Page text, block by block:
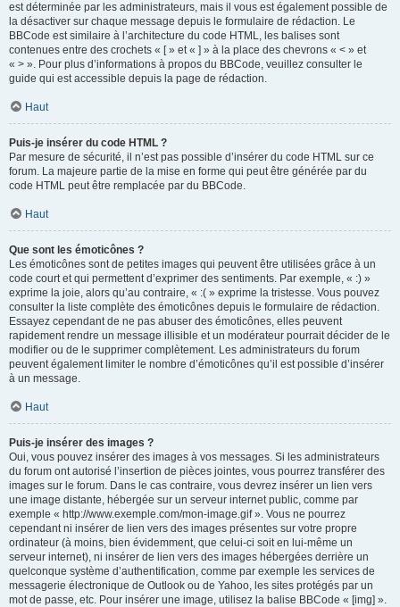
est déterminée par les administrateurs, mais il vous est également possible de
la désactiver sur chaque message depuis le formulaire de rédaction. Le
BBCode est similaire à l’architecture du code HTML, les balises sont
contenues entre des crochets « [ » et « ] » à la place des chevrons « < » et
« > ». Pour plus d’informations à propos du BBCode, veuillez consulter le
guide qui est accessible depuis la page de rédaction.
Haut
Puis-je insérer du code HTML ?
Par mesure de sécurité, il n’est pas possible d’insérer du code HTML sur ce
forum. La majeure partie de la mise en forme qui peut être générée par du
code HTML peut être remplacée par du BBCode.
Haut
Que sont les émoticônes ?
Les émoticônes sont de petites images qui peuvent être utilisées grâce à un
code court et qui permettent d’exprimer des sentiments. Par exemple, « :) »
exprime la joie, alors qu’au contraire, « :( » exprime la tristesse. Vous pouvez
consulter la liste complète des émoticônes depuis le formulaire de rédaction.
Essayez cependant de ne pas abuser des émoticônes, elles peuvent
rapidement rendre un message illisible et un modérateur pourrait décider de le
modifier ou de le supprimer complètement. Les administrateurs du forum
peuvent également limiter le nombre d’émoticônes qu’il est possible d’insérer
à un message.
Haut
Puis-je insérer des images ?
Oui, vous pouvez insérer des images à vos messages. Si les administrateurs
du forum ont autorisé l’insertion de pièces jointes, vous pourrez transférer des
images sur le forum. Dans le cas contraire, vous devrez insérer un lien vers
une image distante, hébergée sur un serveur internet public, comme par
exemple « http://www.exemple.com/mon-image.gif ». Vous ne pourrez
cependant ni insérer de lien vers des images présentes sur votre propre
ordinateur (à moins, bien évidemment, que celui-ci soit en lui-même un
serveur internet), ni insérer de lien vers des images hébergées derrière un
quelconque système d’authentification, comme par exemple les services de
messagerie électronique de Outlook ou de Yahoo, les sites protégés par un
mot de passe, etc. Pour insérer une image, utilisez la balise BBCode « [img] ».